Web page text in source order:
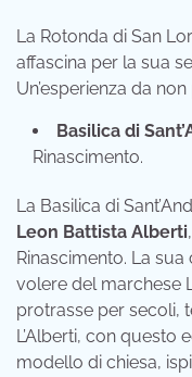
La Rotonda di San
affascina per la sua
Un’esperienza da
Basilica di
Rinascimento.
La Basilica di
Leon Battista Alberti
Rinascimento. La
volere del marchese
protrasse per secoli,
L’Alberti, con questo
modello di chiesa,